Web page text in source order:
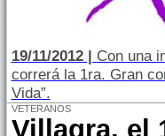
19/11/2012 | Con una
correrá la 1ra. Gran
Vida”.
VETERANOS
Villagra, el